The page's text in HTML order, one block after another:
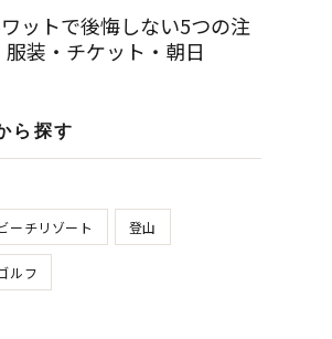
ットで後悔しない5つの注
服装・チケット・朝日
ら探す
ーチリゾート 登山
ルフ